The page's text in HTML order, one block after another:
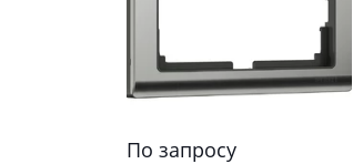
По запросу